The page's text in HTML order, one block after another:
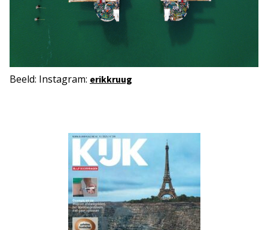
Beeld: Instagram: erikkruug